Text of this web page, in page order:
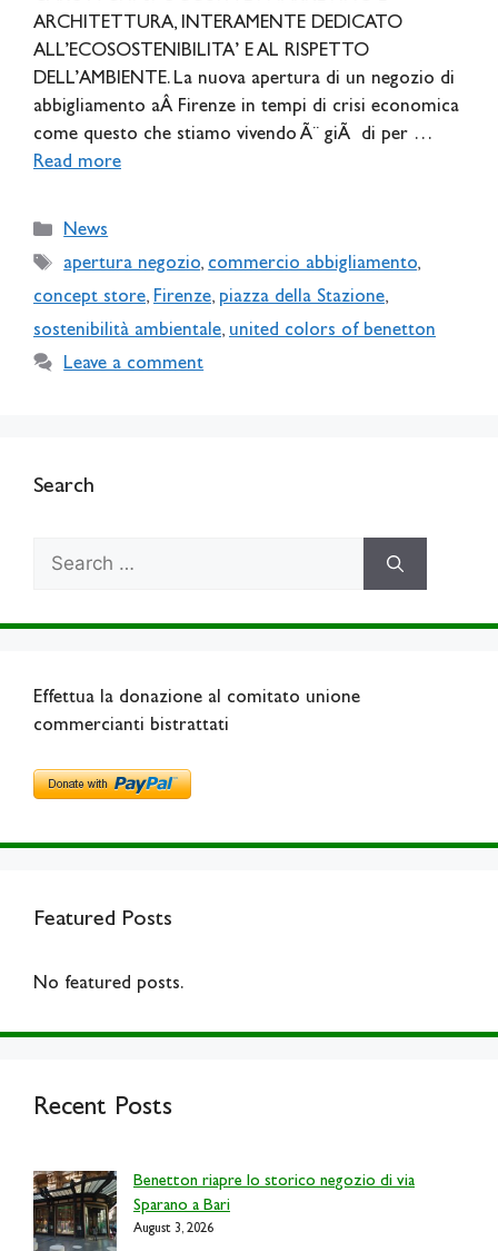
ARCHITETTURA, INTERAMENTE DEDICATO
ALL’ECOSOSTENIBILITA’ E AL RISPETTO
DELL’AMBIENTE. La nuova apertura di un negozio di
abbigliamento aÂ Firenze in tempi di crisi economica
come questo che stiamo vivendo Ã¨ giÃ di per …
Read more
Categories
News
Tags
apertura negozio,commercio abbigliamento,
concept store, Firenze, piazza della Stazione,
sostenibilità ambientale, united colors of benetton
Leave a comment
Search
Search
Effettua la donazione al comitato unione
commercianti bistrattati
Featured Posts
No featured posts.
Recent Posts
Benetton riapre lo storico negozio di via
Sparano a Bari
August 3, 2026